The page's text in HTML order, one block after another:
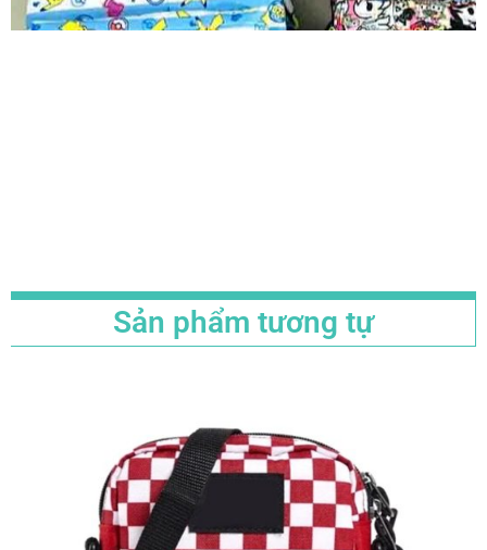
Sản phẩm tương tự